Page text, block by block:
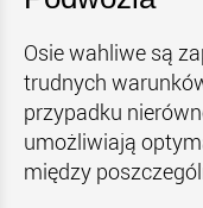
Osie wahliwe są
trudnych
przypadku
umożliwiają
między